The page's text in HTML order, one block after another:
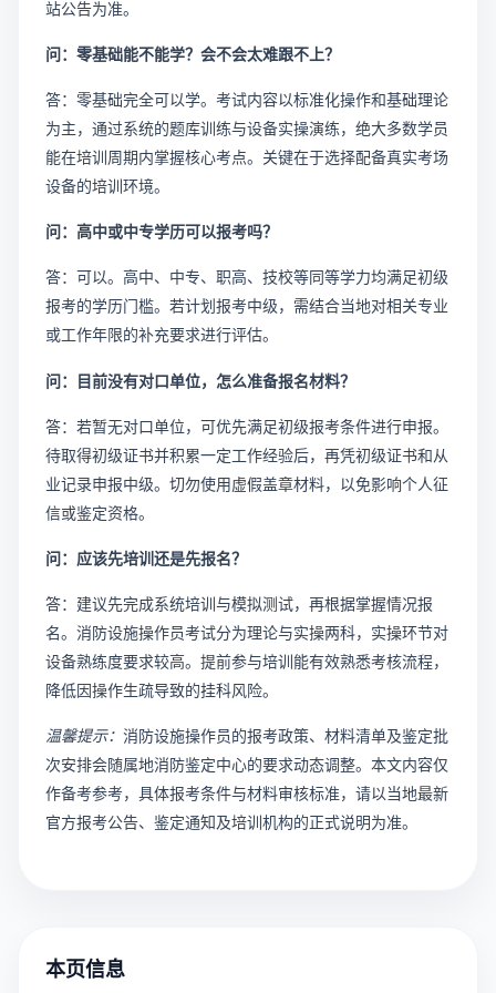
站公告为准。
问：零基础能不能学？会不会太难跟不上？
答：零基础完全可以学。考试内容以标准化操作和基础理论
为主，通过系统的题库训练与设备实操演练，绝大多数学员
能在培训周期内掌握核心考点。关键在于选择配备真实考场
设备的培训环境。
问：高中或中专学历可以报考吗？
答：可以。高中、中专、职高、技校等同等学力均满足初级
报考的学历门槛。若计划报考中级，需结合当地对相关专业
或工作年限的补充要求进行评估。
问：目前没有对口单位，怎么准备报名材料？
答：若暂无对口单位，可优先满足初级报考条件进行申报。
待取得初级证书并积累一定工作经验后，再凭初级证书和从
业记录申报中级。切勿使用虚假盖章材料，以免影响个人征
信或鉴定资格。
问：应该先培训还是先报名？
答：建议先完成系统培训与模拟测试，再根据掌握情况报
名。消防设施操作员考试分为理论与实操两科，实操环节对
设备熟练度要求较高。提前参与培训能有效熟悉考核流程，
降低因操作生疏导致的挂科风险。
温馨提示： 消防设施操作员的报考政策、材料清单及鉴定批
次安排会随属地消防鉴定中心的要求动态调整。本文内容仅
作备考参考，具体报考条件与材料审核标准，请以当地最新
官方报考公告、鉴定通知及培训机构的正式说明为准。
本页信息